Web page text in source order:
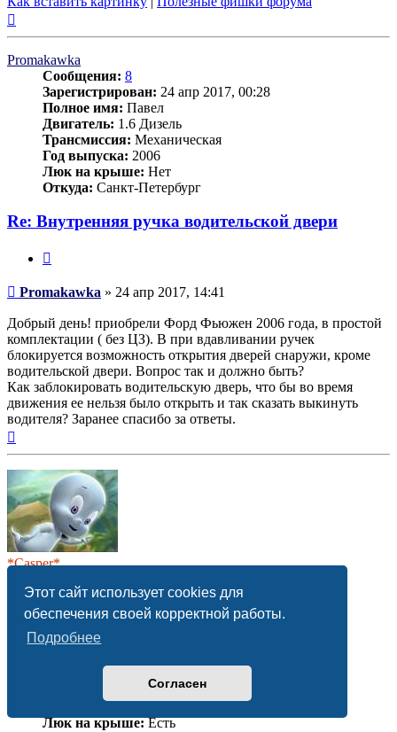
Этот сайт использует cookies для
обеспечения своей корректной работы.
Подробнее
Согласен
Promakawka
Сообщения: 8
Зарегистрирован: 24 апр 2017, 00:28
Полное имя: Павел
Двигатель: 1.6 Дизель
Трансмиссия: Механическая
Год выпуска: 2006
Люк на крыше: Нет
Откуда: Санкт-Петербург
Re: Внутренняя ручка водительской двери
Сообщение
Promakawka » 24 апр 2017, 14:41
Добрый день! приобрели Форд Фьюжен 2006 года, в простой
комплектации ( без ЦЗ). В при вдавливании ручек
блокируется возможность открытия дверей снаружи, кроме
водительской двери. Вопрос так и должно быть?
Как заблокировать водительскую дверь, что бы во время
движения ее нельзя было открыть и так сказать выкинуть
водителя? Заранее спасибо за ответы.
*Casper*
Сообщения: 42253
Зарегистрирован:10 янв 2010, 23:33
Автомобиль:
2023
Люк на крыше:Есть